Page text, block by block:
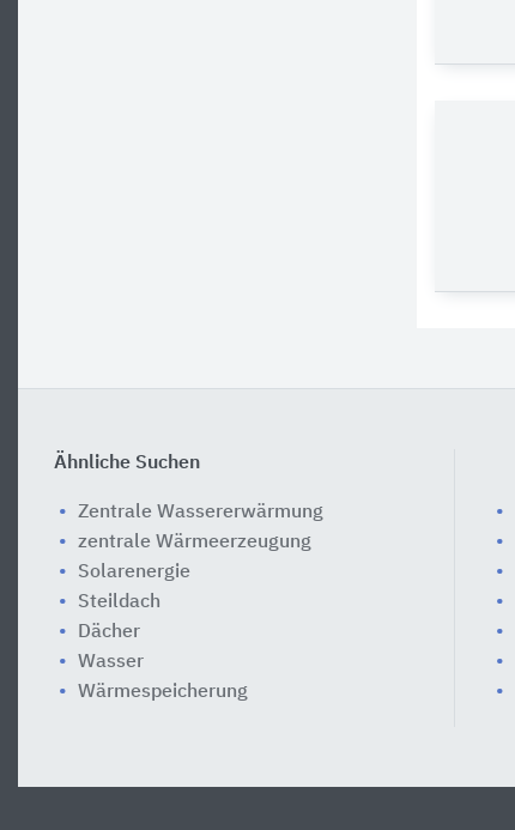
Ähnliche Suchen
Zentrale Wassererwärmung
zentrale Wärmeerzeugung
Solarenergie
Steildach
Dächer
Wasser
Wärmespeicherung